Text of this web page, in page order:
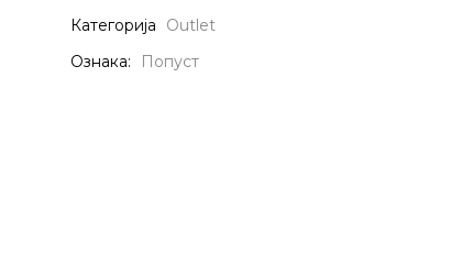
Категорија
Outlet
Ознака:
Попуст